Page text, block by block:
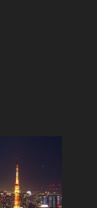
き
名